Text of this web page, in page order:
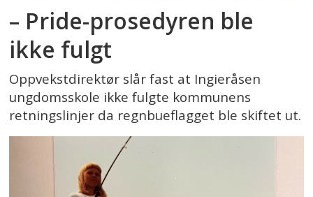
– Pride-prosedyren ble
ikke fulgt
Oppvekstdirektør slår fast at Ingieråsen
ungdomsskole ikke fulgte kommunens
retningslinjer da regnbueflagget ble skiftet ut.